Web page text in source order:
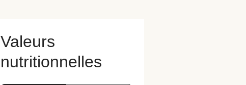
Valeurs
nutritionnelles